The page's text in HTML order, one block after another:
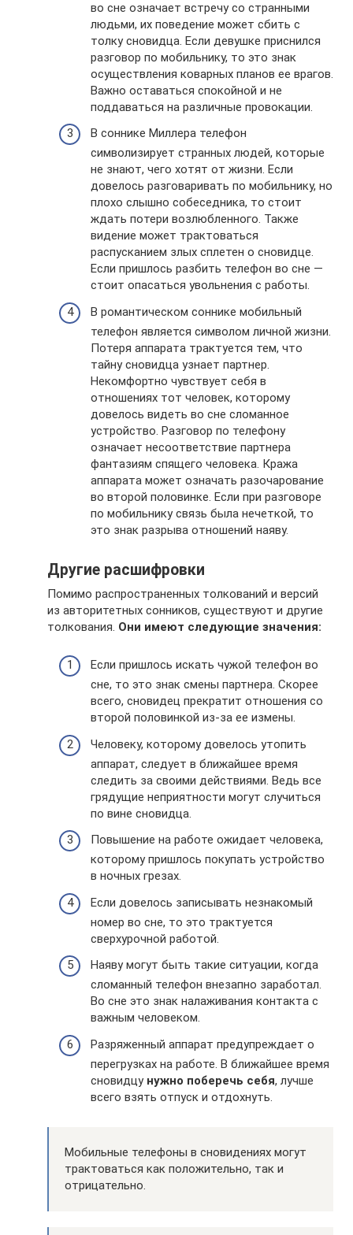
во сне означает встречу со странными
людьми, их поведение может сбить с
толку сновидца. Если девушке приснился
разговор по мобильнику, то это знак
осуществления коварных планов ее врагов.
Важно оставаться спокойной и не
поддаваться на различные провокации.
В соннике Миллера телефон
символизирует странных людей, которые
не знают, чего хотят от жизни. Если
довелось разговаривать по мобильнику, но
плохо слышно собеседника, то стоит
ждать потери возлюбленного. Также
видение может трактоваться
распусканием злых сплетен о сновидце.
Если пришлось разбить телефон во сне —
стоит опасаться увольнения с работы.
В романтическом соннике мобильный
телефон является символом личной жизни.
Потеря аппарата трактуется тем, что
тайну сновидца узнает партнер.
Некомфортно чувствует себя в
отношениях тот человек, которому
довелось видеть во сне сломанное
устройство. Разговор по телефону
означает несоответствие партнера
фантазиям спящего человека. Кража
аппарата может означать разочарование
во второй половинке. Если при разговоре
по мобильнику связь была нечеткой, то
это знак разрыва отношений наяву.
Другие расшифровки
Помимо распространенных толкований и версий
из авторитетных сонников, существуют и другие
толкования. Они имеют следующие значения:
Если пришлось искать чужой телефон во
сне, то это знак смены партнера. Скорее
всего, сновидец прекратит отношения со
второй половинкой из-за ее измены.
Человеку, которому довелось утопить
аппарат, следует в ближайшее время
следить за своими действиями. Ведь все
грядущие неприятности могут случиться
по вине сновидца.
Повышение на работе ожидает человека,
которому пришлось покупать устройство
в ночных грезах.
Если довелось записывать незнакомый
номер во сне, то это трактуется
сверхурочной работой.
Наяву могут быть такие ситуации, когда
сломанный телефон внезапно заработал.
Во сне это знак налаживания контакта с
важным человеком.
Разряженный аппарат предупреждает о
перегрузках на работе. В ближайшее время
сновидцу нужно поберечь себя, лучше
всего взять отпуск и отдохнуть.
Мобильные телефоны в сновидениях могут
трактоваться как положительно, так и
отрицательно.